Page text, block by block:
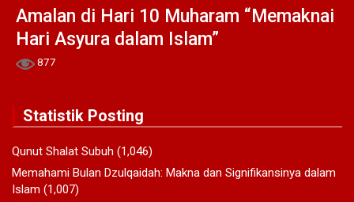
Amalan di Hari 10 Muharam “Memaknai
Hari Asyura dalam Islam”
877
Statistik Posting
Qunut Shalat Subuh (1,046)
Memahami Bulan Dzulqaidah: Makna dan Signifikansinya dalam
Islam (1,007)